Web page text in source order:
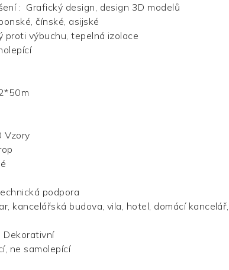
: Grafický design, design 3D modelů
čínské, asijské
proti výbuchu, tepelná izolace
Vzory
podpora
kancelářská budova, vila, hotel, domácí
Dekorativní
ne samolepící